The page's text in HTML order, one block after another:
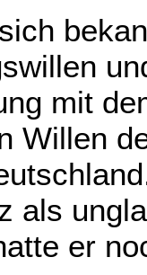
mit
Willen
als
er